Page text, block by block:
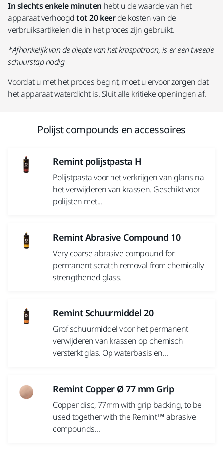
In slechts enkele minuten hebt u de waarde van het
apparaat verhoogdtot 20 keerde kosten van de
verbruiksartikelen die in het proces zijn gebruikt.
*Afhankelijk van de diepte van het kraspatroon, is er een tweede
schuurstap nodig
Voordat u met het proces begint, moet u ervoor zorgen dat
het apparaat waterdicht is. Sluit alle kritieke openingen af.
Polijst compounds en accessoires
Remint polijstpasta H
Polijstpasta voor het verkrijgen van glans na
het verwijderen van krassen. Geschikt voor
polijsten met...
Remint Abrasive Compound 10
Very coarse abrasive compound for
permanent scratch removal from chemically
strengthened glass.
Remint Schuurmiddel 20
Grof schuurmiddel voor het permanent
verwijderen van krassen op chemisch
versterkt glas. Op waterbasis en...
Remint Copper Ø 77 mm Grip
Copper disc, 77mm with grip backing, to be
used together with the Remint™ abrasive
compounds...